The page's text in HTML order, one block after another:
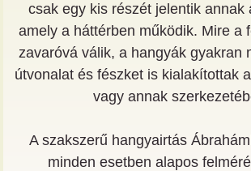
csak egy kis részét jelentik annak
amely a háttérben működik. Mire a
zavaróvá válik, a hangyák gyakran
útvonalat és fészket is kialakítottak
vagy annak
A szakszerű hangyairtás
minden esetben alapos